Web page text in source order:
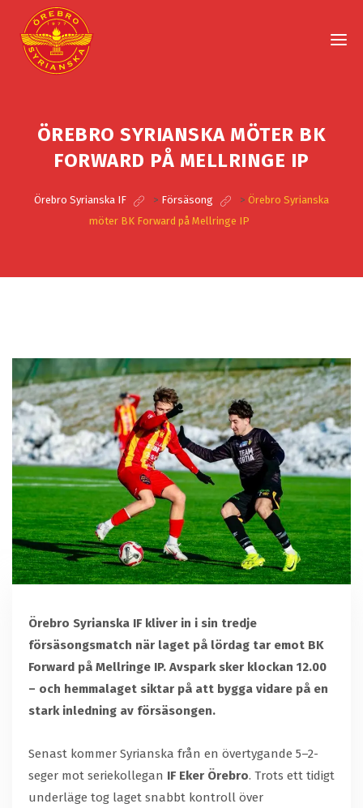
ÖREBRO SYRIANSKA MÖTER BK
FORWARD PÅ MELLRINGE IP
Örebro Syrianska IF > Försäsong > Örebro Syrianska
möter BK Forward på Mellringe IP
Örebro Syrianska IF kliver in i sin tredje
försäsongsmatch när laget på lördag tar emot BK
Forward på Mellringe IP. Avspark sker klockan 12.00
– och hemmalaget siktar på att bygga vidare på en
stark inledning av försäsongen.
Senast kommer Syrianska från en övertygande 5–2-
seger mot seriekollegan IF Eker Örebro. Trots ett tidigt
underläge tog laget snabbt kontroll över